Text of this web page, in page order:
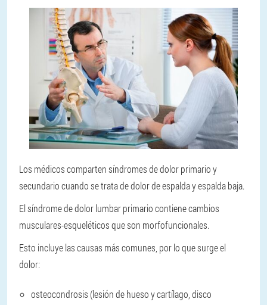
Los médicos comparten síndromes de dolor primario y
secundario cuando se trata de dolor de espalda y espalda baja.
El síndrome de dolor lumbar primario contiene cambios
musculares-esqueléticos que son morfofuncionales.
Esto incluye las causas más comunes, por lo que surge el
dolor:
osteocondrosis (lesión de hueso y cartílago, disco